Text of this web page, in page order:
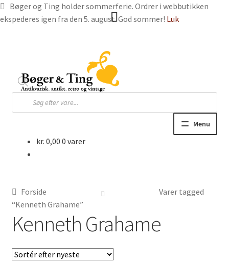
Bøger og Ting holder sommerferie. Ordrer i webbutikken
ekspederes igen fra den 5. august. God sommer! Luk
navigation
indhold
Products
search
Menu
Bøger og blade
Børnebøger
Ting
kr. 0,00 0 varer
Forside
Varer tagged
“Kenneth Grahame”
Kenneth Grahame